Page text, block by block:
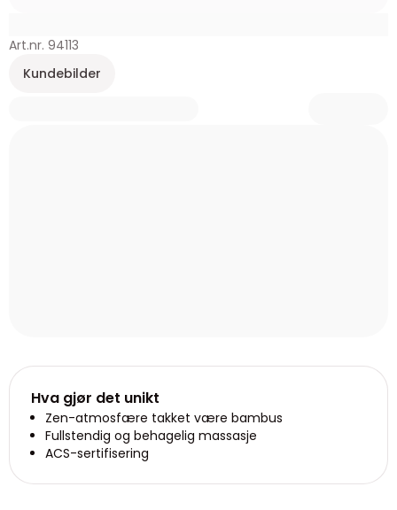
Art.nr. 94113
Kundebilder
Hva gjør det unikt
Zen-atmosfære takket være bambus
Fullstendig og behagelig massasje
ACS-sertifisering